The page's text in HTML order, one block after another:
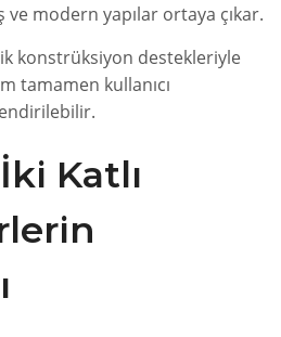
ve modern yapılar ortaya çıkar.
konstrüksiyon destekleriyle
tamamen kullanıcı
Katlı